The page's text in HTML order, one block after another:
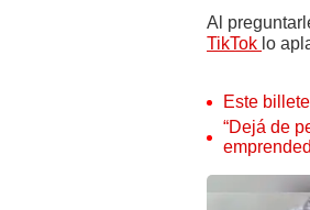
Al
TikTok lo
Este billete
“Dejá de